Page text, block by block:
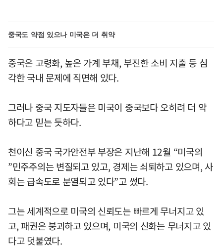
중국도 약점 있으나 미국은 더 취약
중국은 고령화, 높은 가계 부채, 부진한 소비 지출 등 심
각한 국내 문제에 직면해 있다.
그러나 중국 지도자들은 미국이 중국보다 오히려 더 약
하다고 믿는 듯하다.
천이신 중국 국가안전부 부장은 지난해 12월 “미국의
”민주주의는 변질되고 있고, 경제는 쇠퇴하고 있으며, 사
회는 급속도로 분열되고 있다”고 썼다.
그는 세계적으로 미국의 신뢰도는 빠르게 무너지고 있
고, 패권은 붕괴하고 있으며, 미국의 신화는 무너지고 있
다고 덧붙였다.